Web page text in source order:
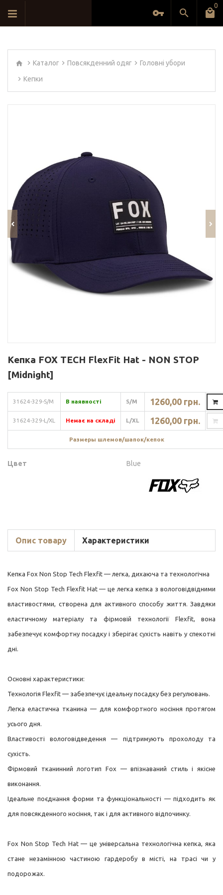
0
Каталог Повсякденний одяг Головні убори
Кепки
Кепка FOX TECH FlexFit Hat - NON STOP
[Midnight]
31624-329-S/M В наявності S/M 1260,00 грн.
31624-329-L/XL Немає на складі L/XL 1260,00 грн.
Размеры шлемов/шапок/кепок
Цвет Blue
Опис товару Характеристики
Кепка Fox Non Stop Tech Flexfit — легка, дихаюча та технологічна
Fox Non Stop Tech Flexfit Hat — це легка кепка з вологовідвідними
властивостями, створена для активного способу життя. Завдяки
еластичному матеріалу та фірмовій технології Flexfit, вона
забезпечує комфортну посадку і зберігає сухість навіть у спекотні
дні.
Основні характеристики:
Технологія Flexfit — забезпечує ідеальну посадку без регулювань.
Легка еластична тканина — для комфортного носіння протягом
усього дня.
Властивості вологовідведення — підтримують прохолоду та
сухість.
Фірмовий тканинний логотип Fox — впізнаваний стиль і якісне
виконання.
Ідеальне поєднання форми та функціональності — підходить як
для повсякденного носіння, так і для активного відпочинку.
Fox Non Stop Tech Hat — це універсальна технологічна кепка, яка
стане незамінною частиною гардеробу в місті, на трасі чи у
подорожах.